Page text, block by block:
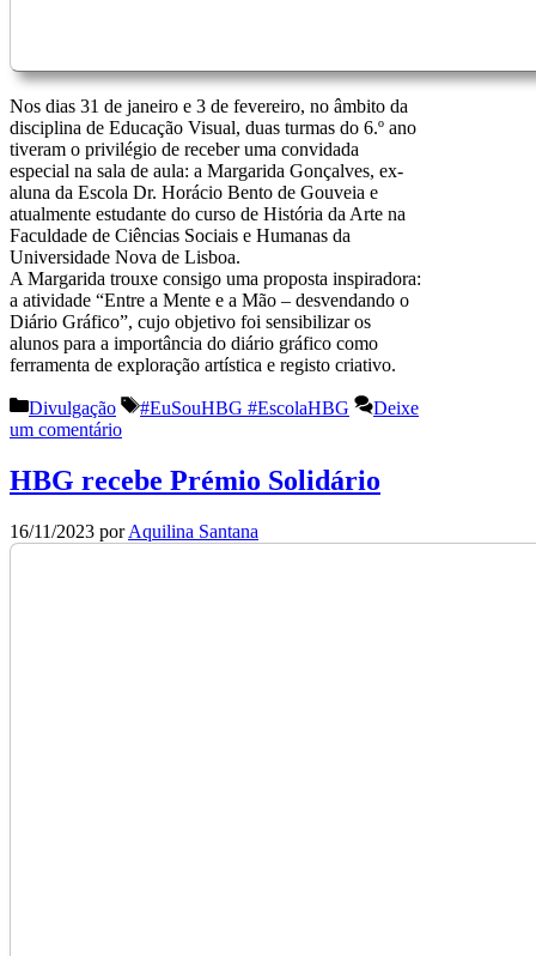
Nos dias 31 de janeiro e 3 de fevereiro, no âmbito da
disciplina de Educação Visual, duas turmas do 6.º ano
tiveram o privilégio de receber uma convidada
especial na sala de aula: a Margarida Gonçalves, ex-
aluna da Escola Dr. Horácio Bento de Gouveia e
atualmente estudante do curso de História da Arte na
Faculdade de Ciências Sociais e Humanas da
Universidade Nova de Lisboa.
A Margarida trouxe consigo uma proposta inspiradora:
a atividade “Entre a Mente e a Mão – desvendando o
Diário Gráfico”, cujo objetivo foi sensibilizar os
alunos para a importância do diário gráfico como
ferramenta de exploração artística e registo criativo.
Categorias
Divulgação Etiquetas
#EuSouHBG #EscolaHBG
Deixe
um comentário
HBG recebe Prémio Solidário
16/11/2023 porAquilina Santana